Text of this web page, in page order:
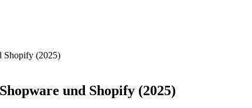
Shopify (2025)
und Shopify (2025)